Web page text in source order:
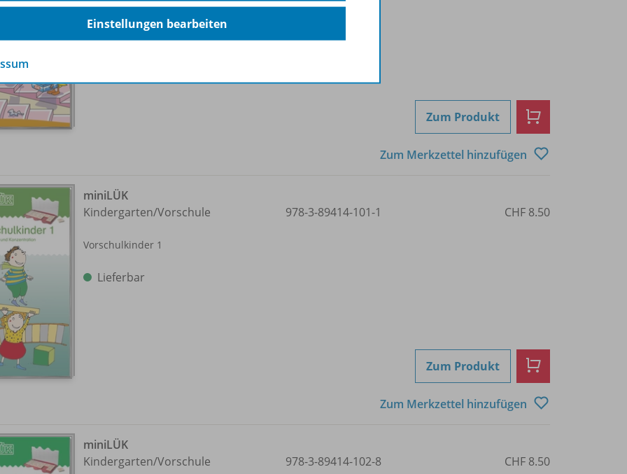
Lieferbar
Zum Produkt
Zum Merkzettel hinzufügen
miniLÜK
Kindergarten/Vorschule
Vorschulkinder 1
Lieferbar
978-3-89414-101-1 CHF 8.50
Zum Produkt
Zum Merkzettel hinzufügen
miniLÜK
Kindergarten/Vorschule 978-3-89414-102-8 CHF 8.50
Einstellungen bearbeiten